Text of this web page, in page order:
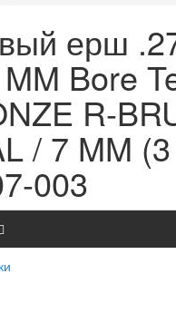
ерш
Bore
R-
/ 7 MM
003